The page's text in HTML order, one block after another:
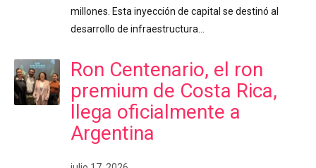
millones. Esta inyección de capital se destinó al
desarrollo de infraestructura…
Ron Centenario, el ron
premium de Costa Rica,
llega oficialmente a
Argentina